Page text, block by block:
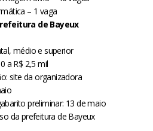
– 1 vaga
de Bayeux
médio e superior
a R$ 2,5 mil
site da organizadora
preliminar: 13 de maio
da prefeitura de Bayeux